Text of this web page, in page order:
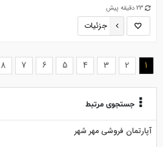
23 دقیقه پیش
جزئیات
1
(current)
2
3
4
5
6
7
8
جستجوی مرتبط
آپارتمان فروشی مهر شهر